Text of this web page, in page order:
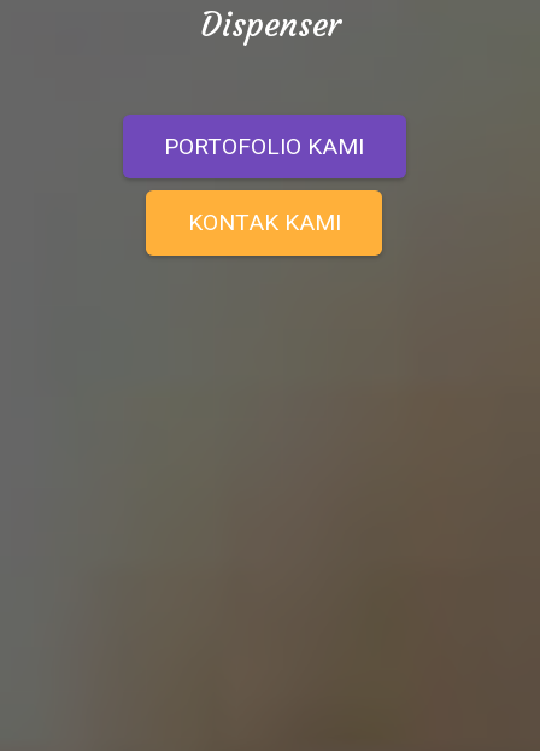
Dispenser
PORTOFOLIO KAMI
KONTAK KAMI